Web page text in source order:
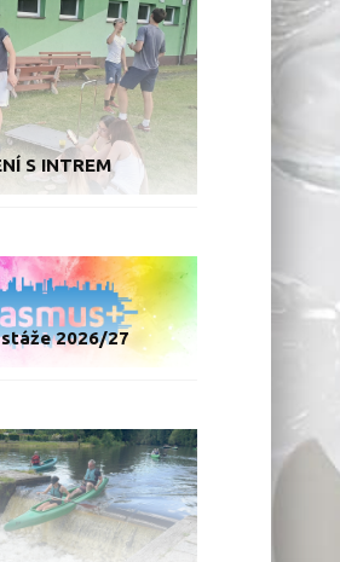
S INTREM
2026/27